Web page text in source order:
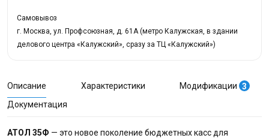
Самовывоз
г. Москва, ул. Профсоюзная, д. 61А (метро Калужская, в здании
делового центра «Калужский», сразу за ТЦ «Калужский»)
Описание Характеристики Модификации 3
Документация
АТОЛ 35Ф — это новое поколение бюджетных касс для